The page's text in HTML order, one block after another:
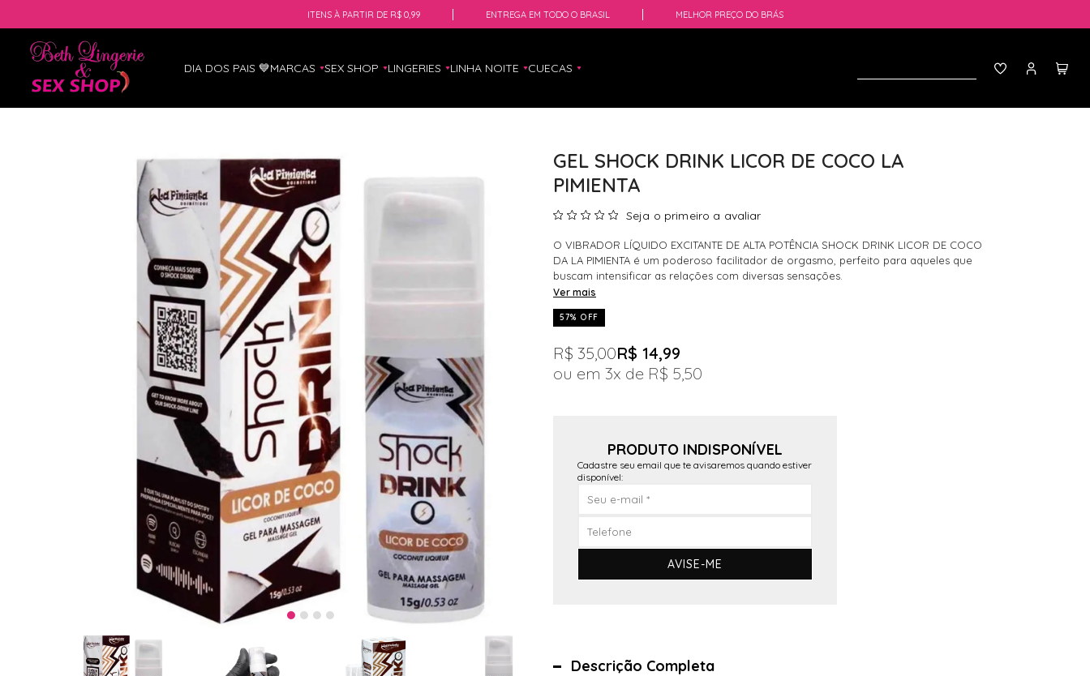
ITENS À PARTIR DE R$ 0,99 ENTREGA EM TODO O BRASIL MELHOR PREÇO DO BRÁS
DIA DOS PAIS 💙MARCAS SEX SHOP LINGERIES LINHA NOITE CUECAS
GEL SHOCK DRINK LICOR DE COCO LA
PIMIENTA
Seja o primeiro a avaliar
O VIBRADOR LÍQUIDO EXCITANTE DE ALTA POTÊNCIA SHOCK DRINK LICOR DE COCO
DA LA PIMIENTA é um poderoso facilitador de orgasmo, perfeito para aqueles que
buscam intensificar as relações com diversas sensações.
Ver mais
57% OFF
R$ 35,00R$ 14,99
3x
R$ 5,50
PRODUTO INDISPONÍVEL
Cadastre seu email que te avisaremos quando estiver
disponível:
AVISE-ME
Descrição Completa